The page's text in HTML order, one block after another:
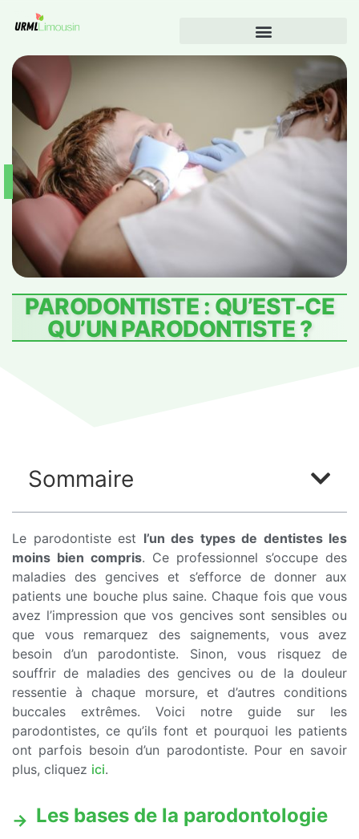
PARODONTISTE : QU’EST-CE
QU’UN PARODONTISTE ?
Sommaire
Le parodontiste est l’un des types de dentistes les
moins bien compris. Ce professionnel s’occupe des
maladies des gencives et s’efforce de donner aux
patients une bouche plus saine. Chaque fois que vous
avez l’impression que vos gencives sont sensibles ou
que vous remarquez des saignements, vous avez
besoin d’un parodontiste. Sinon, vous risquez de
souffrir de maladies des gencives ou de la douleur
ressentie à chaque morsure, et d’autres conditions
buccales extrêmes. Voici notre guide sur les
parodontistes, ce qu’ils font et pourquoi les patients
ont parfois besoin d’un parodontiste. Pour en savoir
plus, cliquez ici.
Les bases de la parodontologie